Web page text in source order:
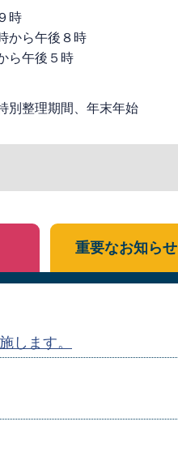
時
から午後８時
ら午後５時
別整理期間、年末年始
します。
重要なお知らせ